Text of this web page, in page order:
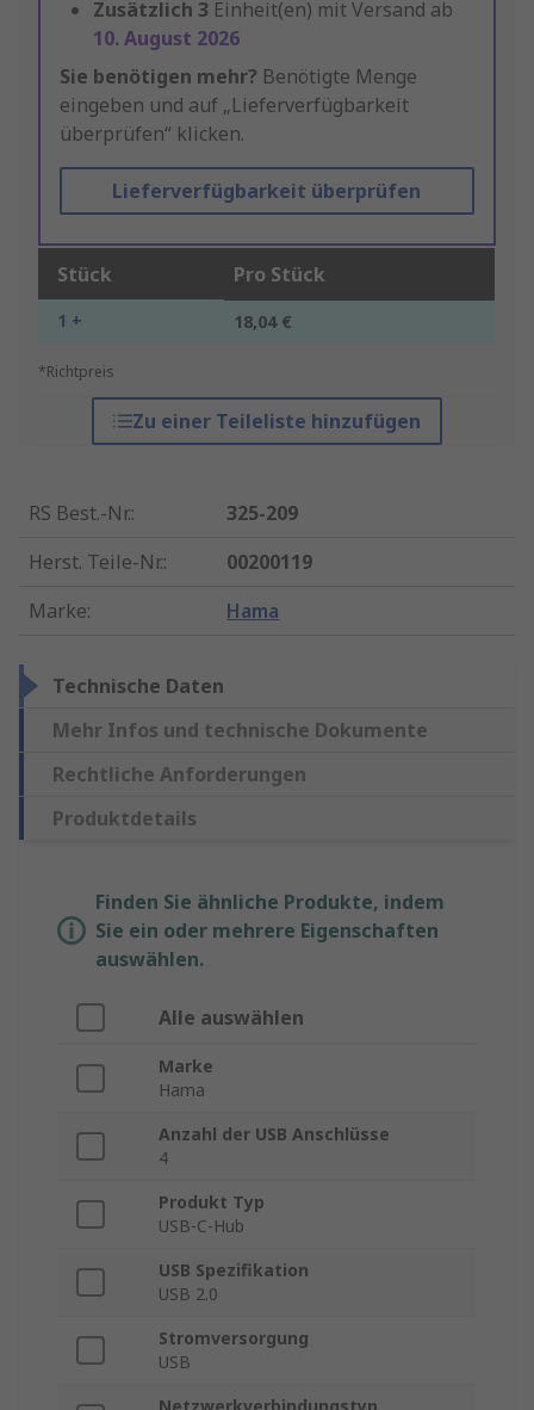
Zusätzlich 3 Einheit(en) mit Versand ab
10. August 2026
Sie benötigen mehr? Benötigte Menge
eingeben und auf „Lieferverfügbarkeit
überprüfen“ klicken.
Lieferverfügbarkeit überprüfen
Stück Pro Stück
1 + 18,04 €
*Richtpreis
Zu einer Teileliste hinzufügen
RS Best.-Nr.:
325-209
Herst. Teile-Nr.:
00200119
Marke: Hama
Technische Daten
Mehr Infos und technische Dokumente
Rechtliche Anforderungen
Produktdetails
Finden Sie ähnliche Produkte, indem
Sie ein oder mehrere Eigenschaften
auswählen.
Alle auswählen
Marke
Hama
Anzahl der USB Anschlüsse
4
Produkt Typ
USB-C-Hub
USB Spezifikation
USB 2.0
Stromversorgung
USB